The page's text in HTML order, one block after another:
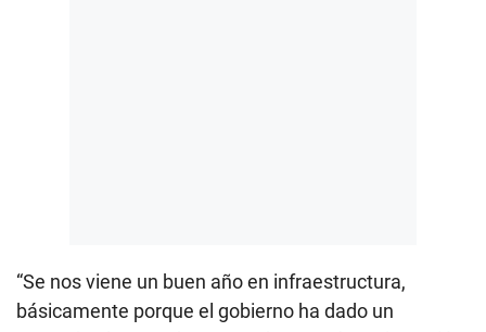
“Se nos viene un buen año en infraestructura,
básicamente porque el gobierno ha dado un